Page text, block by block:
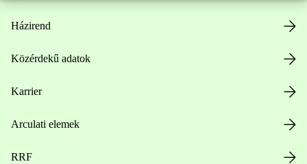
Házirend
Közérdekű adatok
Karrier
Arculati elemek
RRF